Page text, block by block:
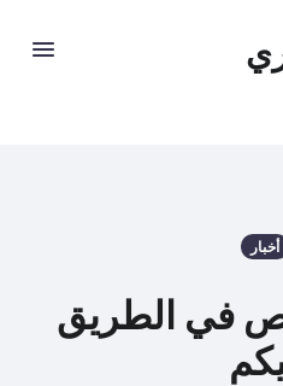
أخبار
في الطريق